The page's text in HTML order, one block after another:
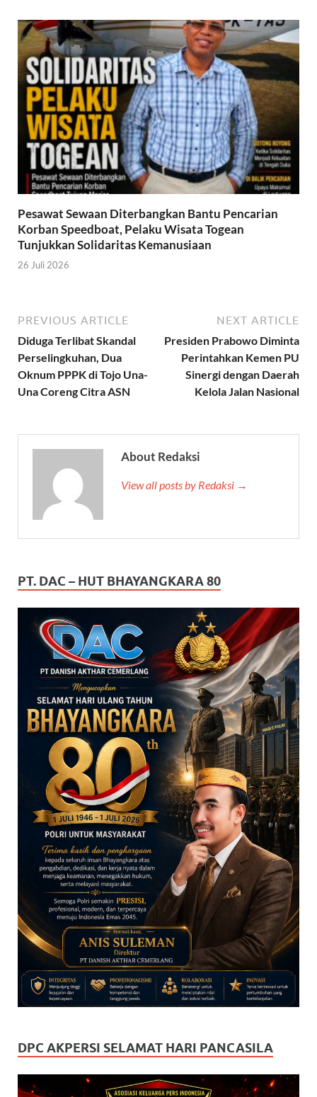
Pesawat Sewaan Diterbangkan Bantu Pencarian
Korban Speedboat, Pelaku Wisata Togean
Tunjukkan Solidaritas Kemanusiaan
26 Juli 2026
PREVIOUS ARTICLE
Diduga Terlibat Skandal
Perselingkuhan, Dua
Oknum PPPK di Tojo Una-
Una Coreng Citra ASN
NEXT ARTICLE
Presiden Prabowo Diminta
Perintahkan Kemen PU
Sinergi dengan Daerah
Kelola Jalan Nasional
About Redaksi
View all posts by Redaksi →
PT. DAC – HUT BHAYANGKARA 80
DPC AKPERSI SELAMAT HARI PANCASILA